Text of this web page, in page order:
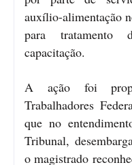
auxílio-alimentação
para tratamento
capacitação.
A ação foi
Trabalhadores
que no
Tribunal,
o magistrado